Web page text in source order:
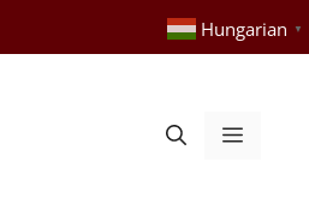
Hungarian ▼
Menü